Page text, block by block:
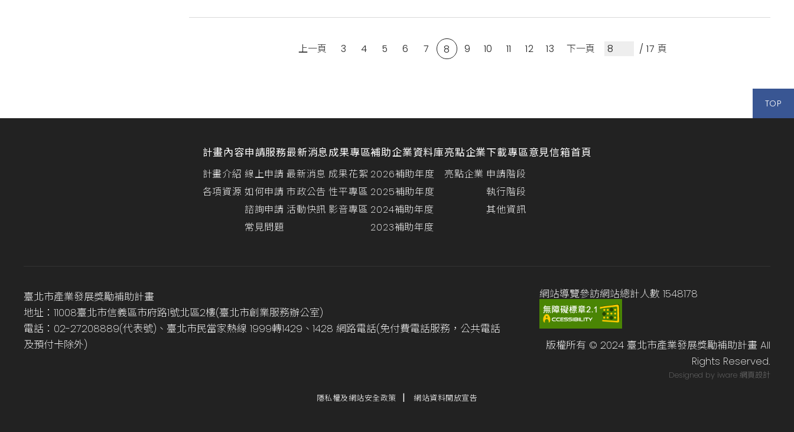
和外國旅客的友善程度獲得「極佳」評價，擁有豐富文化與自然景點。臺北市政府觀光傳播局表示，臺北市長蔣萬安
上一頁
3 4 5 6 7 8 9 10 11 12 13 下一頁 / 17 頁
TOP
計畫內容
計畫介紹
各項資源
申請服務
線上申請
如何申請
諮詢申請
常見問題
最新消息
最新消息
市政公告
活動快訊
成果專區
成果花絮
性平專區
影音專區
補助企業資料庫
2026補助年度
2025補助年度
2024補助年度
2023補助年度
亮點企業
亮點企業
下載專區
申請階段
執行階段
其他資訊
意見信箱首頁
臺北市產業發展獎勵補助計畫
地址：11008臺北市信義區市府路1號北區2樓(臺北市創業服務辦公室)
電話：02-27208889(代表號)、臺北市民當家熱線 1999轉1429、1428 網路電話(免付費電話服務，公共電話
及預付卡除外)
網站導覽參訪網站總計人數 1548178
版權所有 © 2024 臺北市產業發展獎勵補助計畫 All
Rights Reserved.
Designed by iware 網頁設計
隱私權及網站安全政策 網站資料開放宣告